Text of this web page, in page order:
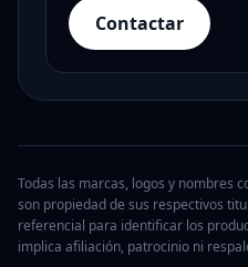
Contactar
Todas las marcas, logos y nombres
son propiedad de sus respectivos
referencial para identificar los
implica afiliación, patrocinio ni